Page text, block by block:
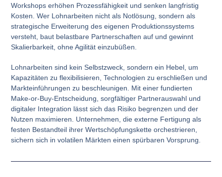
Workshops erhöhen Prozessfähigkeit und senken langfristig
Kosten. Wer Lohnarbeiten nicht als Notlösung, sondern als
strategische Erweiterung des eigenen Produktionssystems
versteht, baut belastbare Partnerschaften auf und gewinnt
Skalierbarkeit, ohne Agilität einzubüßen.
Lohnarbeiten sind kein Selbstzweck, sondern ein Hebel, um
Kapazitäten zu flexibilisieren, Technologien zu erschließen und
Markteinführungen zu beschleunigen. Mit einer fundierten
Make-or-Buy-Entscheidung, sorgfältiger Partnerauswahl und
digitaler Integration lässt sich das Risiko begrenzen und der
Nutzen maximieren. Unternehmen, die externe Fertigung als
festen Bestandteil ihrer Wertschöpfungskette orchestrieren,
sichern sich in volatilen Märkten einen spürbaren Vorsprung.